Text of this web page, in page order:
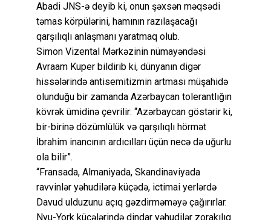
Abadi JNS-ə deyib ki, onun şəxsən məqsədi
təmas körpülərini, hamının razılaşacağı
qarşılıqlı anlaşmanı yaratmaq olub.
Simon Vizental Mərkəzinin nümayəndəsi
Avraam Kuper bildirib ki, dünyanın digər
hissələrində antisemitizmin artması müşahidə
olunduğu bir zamanda Azərbaycan tolerantlığın
kövrək ümidinə çevrilir: “Azərbaycan göstərir ki,
bir-birinə dözümlülük və qarşılıqlı hörmət
İbrahim inancının ardıcılları üçün necə də uğurlu
ola bilir”.
“Fransada, Almaniyada, Skandinaviyada
ravvinlər yəhudilərə küçədə, ictimai yerlərdə
Davud ulduzunu açıq gəzdirməməyə çağırırlar.
Nyu-York küçələrində dindar yəhudilər zorakılıq